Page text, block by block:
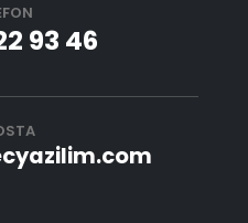
93 46